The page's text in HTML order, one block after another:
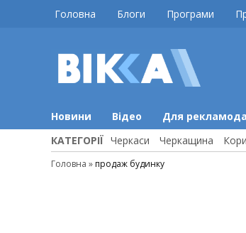
Головна Блоги Програми
Новини Відео Для
КАТЕГОРІЇ Черкаси Черкащина
Головна » продаж будинку